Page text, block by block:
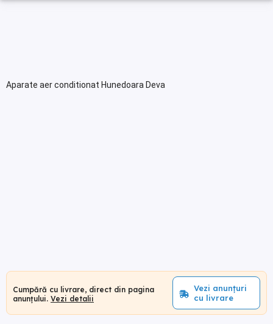
Aparate aer conditionat Hunedoara Deva
Cumpără cu livrare, direct din pagina
anunțului. Vezi detalii
Vezi anunțuri
cu livrare